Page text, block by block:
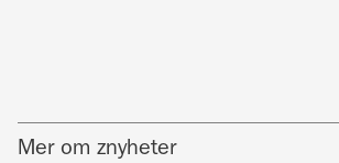
Mer om znyheter